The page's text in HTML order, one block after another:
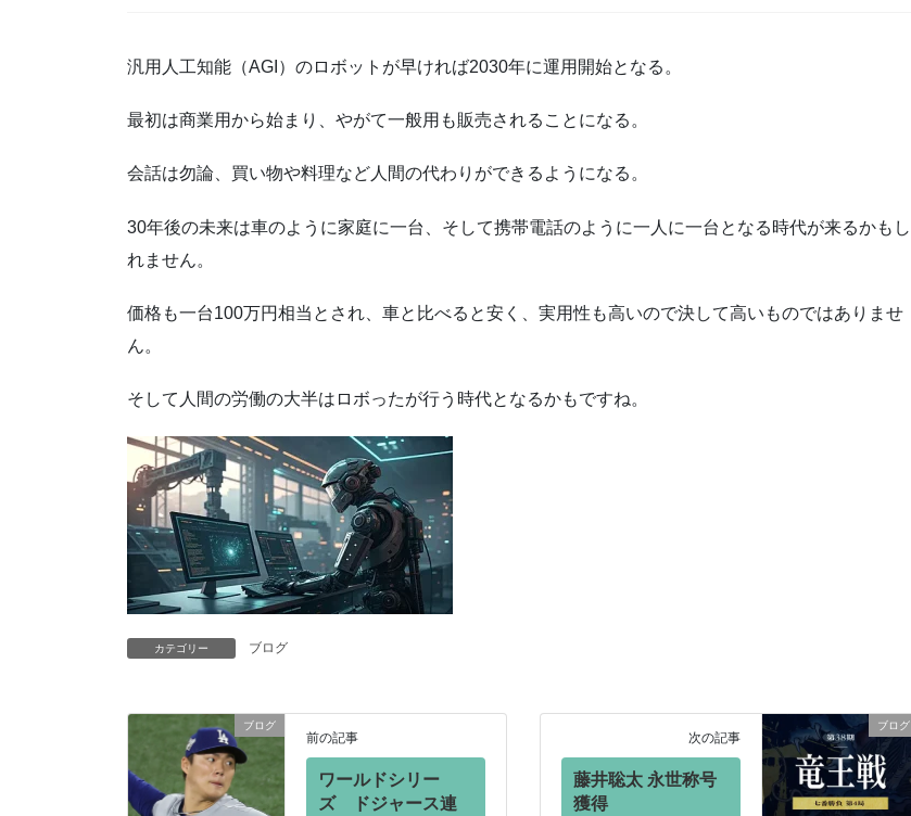
汎用人工知能（AGI）のロボットが早ければ2030年に運用開始となる。
最初は商業用から始まり、やがて一般用も販売されることになる。
会話は勿論、買い物や料理など人間の代わりができるようになる。
30年後の未来は車のように家庭に一台、そして携帯電話のように一人に一台となる時代が来るかもし
れません。
価格も一台100万円相当とされ、車と比べると安く、実用性も高いので決して高いものではありませ
ん。
そして人間の労働の大半はロボったが行う時代となるかもですね。
カテゴリー ブログ
ブログ
前の記事
ワールドシリー
ズ ドジャース連
ブログ
次の記事
藤井聡太 永世称号
獲得